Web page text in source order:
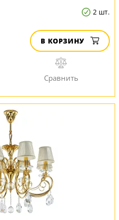
2 шт.
В КОРЗИНУ